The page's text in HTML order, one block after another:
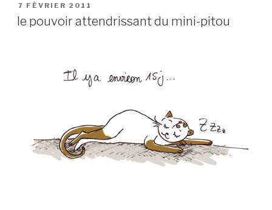
PUBLIÉ
LE
7 FÉVRIER 2011
le pouvoir attendrissant du mini-pitou